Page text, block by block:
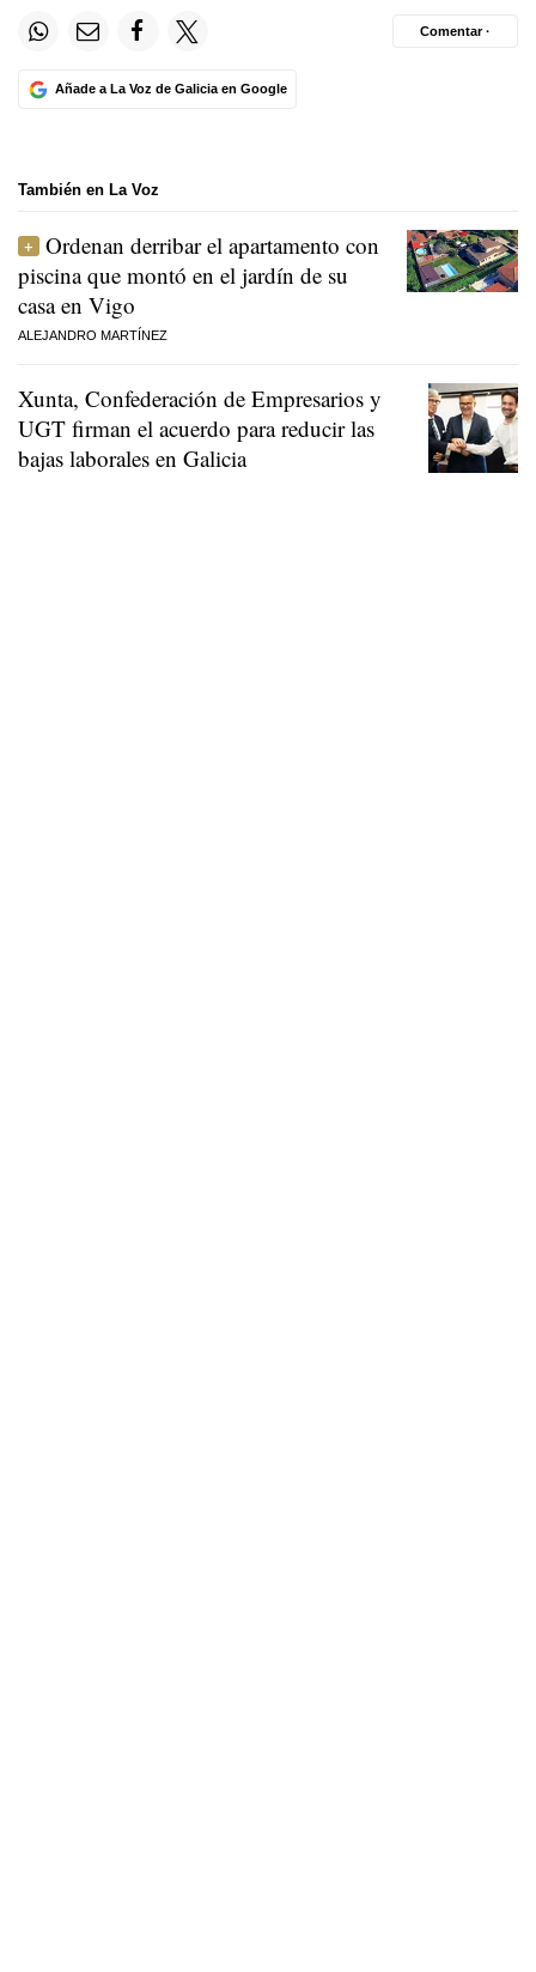
Añade a La Voz de Galicia en Google
Comentar ·
También en La Voz
Ordenan derribar el apartamento con
piscina que montó en el jardín de su
casa en Vigo
ALEJANDRO MARTÍNEZ
Xunta, Confederación de Empresarios y
UGT firman el acuerdo para reducir las
bajas laborales en Galicia